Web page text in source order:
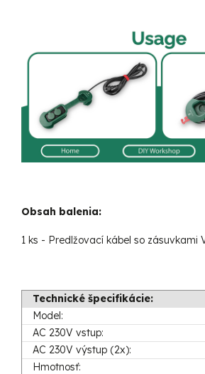
Obsah balenia:
1 ks - Predlžovací kábel so zásuvkami
Technické špecifikácie:
Model:
AC 230V vstup:
AC 230V výstup (2x):
Hmotnosť: